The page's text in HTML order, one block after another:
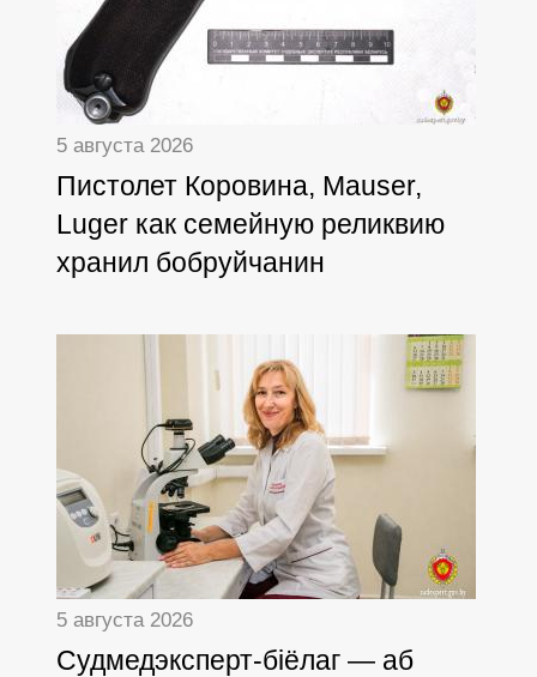
5 августа 2026
Пистолет Коровина, Mauser,
Luger как семейную реликвию
хранил бобруйчанин
5 августа 2026
Cудмедэксперт-біёлаг — аб